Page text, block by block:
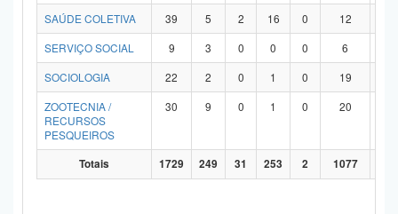
SAÚDE COLETIVA
39 5 2 16 0 12
SERVIÇO SOCIAL
9 3 0 0 0 6
SOCIOLOGIA
22 2 0 1 0 19
ZOOTECNIA /
RECURSOS
PESQUEIROS
30 9 0 1 0 20
Totais 1729 249 31 253 2 1077